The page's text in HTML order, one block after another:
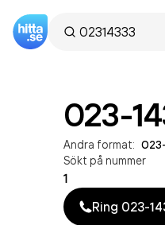
023-
Andra format:
Sökt på nummer
1
Ring 023-